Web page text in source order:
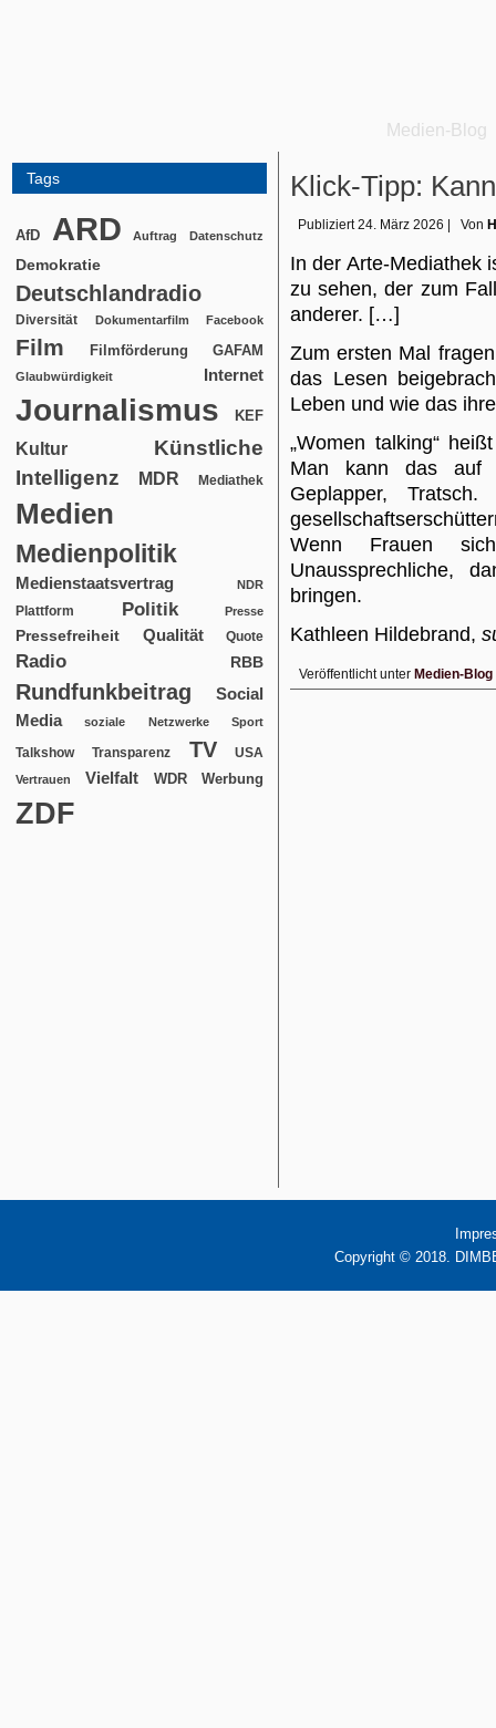
Medien-Blog
Tags
AfD ARD Auftrag Datenschutz
Demokratie
Deutschlandradio
Diversität Dokumentarfilm Facebook
Film Filmförderung GAFAM
Glaubwürdigkeit Internet
Journalismus KEF
Kultur
Künstliche
Intelligenz
MDR Mediathek
Medien
Medienpolitik
Medienstaatsvertrag NDR
Plattform Politik Presse
Pressefreiheit Qualität Quote
Radio RBB
Rundfunkbeitrag
Social
Media
soziale Netzwerke Sport
Talkshow Transparenz TV USA
Vertrauen Vielfalt WDR Werbung
ZDF
Klick-Tipp:
Publiziert 24. März 2026 Von
In der Arte-Mediathek
zu sehen, der zum
anderer. […]
Zum ersten Mal
das Lesen
Leben und wie das
„Women talking“
Man kann das auf
Geplapper,
Wenn Frauen
Unaussprechliche,
bringen.
Kathleen Hildebrand,
Veröffentlicht unter Medien-Blog
Copyright © 2018.